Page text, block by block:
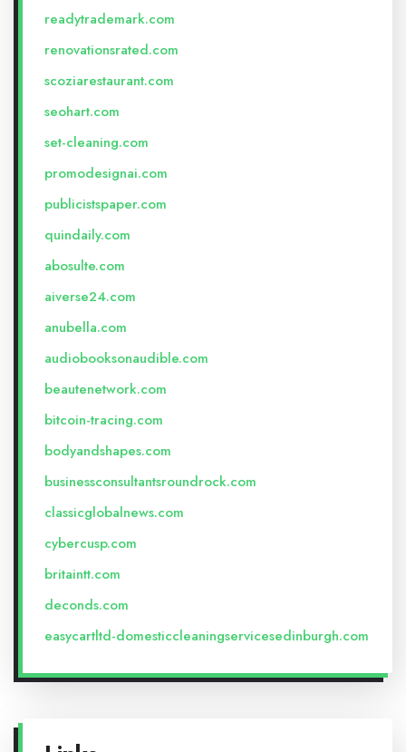
readytrademark.com
renovationsrated.com
scoziarestaurant.com
seohart.com
set-cleaning.com
promodesignai.com
publicistspaper.com
quindaily.com
abosulte.com
aiverse24.com
anubella.com
audiobooksonaudible.com
beautenetwork.com
bitcoin-tracing.com
bodyandshapes.com
businessconsultantsroundrock.com
classicglobalnews.com
cybercusp.com
britaintt.com
deconds.com
easycartltd-domesticcleaningservicesedinburgh.com